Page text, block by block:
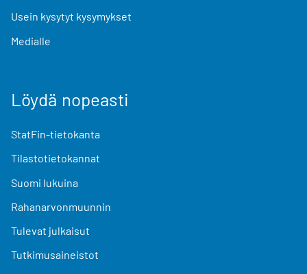
Usein kysytyt kysymykset
Medialle
Löydä nopeasti
StatFin-tietokanta
Tilastotietokannat
Suomi lukuina
Rahanarvonmuunnin
Tulevat julkaisut
Tutkimusaineistot